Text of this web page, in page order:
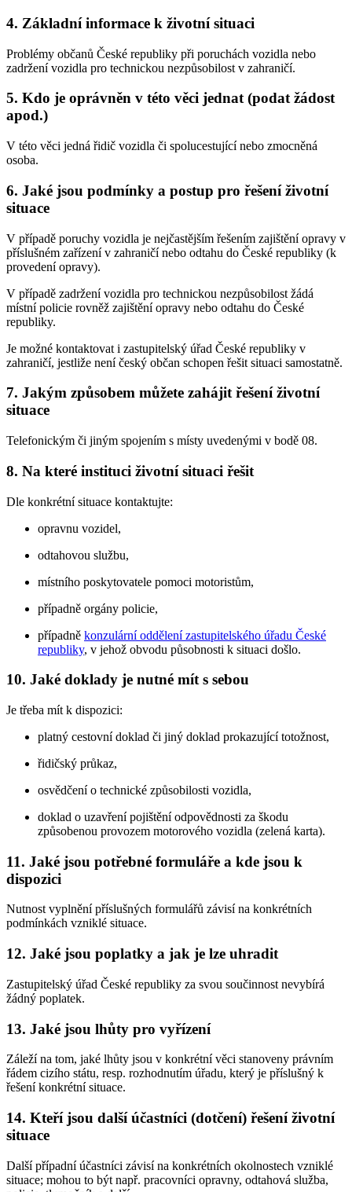
4. Základní informace k životní situaci
Problémy občanů České republiky při poruchách vozidla nebo
zadržení vozidla pro technickou nezpůsobilost v zahraničí.
5. Kdo je oprávněn v této věci jednat (podat žádost
apod.)
V této věci jedná řidič vozidla či spolucestující nebo zmocněná
osoba.
6. Jaké jsou podmínky a postup pro řešení životní
situace
V případě poruchy vozidla je nejčastějším řešením zajištění opravy v
příslušném zařízení v zahraničí nebo odtahu do České republiky (k
provedení opravy).
V případě zadržení vozidla pro technickou nezpůsobilost žádá
místní policie rovněž zajištění opravy nebo odtahu do České
republiky.
Je možné kontaktovat i zastupitelský úřad České republiky v
zahraničí, jestliže není český občan schopen řešit situaci samostatně.
7. Jakým způsobem můžete zahájit řešení životní
situace
Telefonickým či jiným spojením s místy uvedenými v bodě 08.
8. Na které instituci životní situaci řešit
Dle konkrétní situace kontaktujte:
opravnu vozidel,
odtahovou službu,
místního poskytovatele pomoci motoristům,
případně orgány policie,
případně konzulární oddělení zastupitelského úřadu České
republiky, v jehož obvodu působnosti k situaci došlo.
10. Jaké doklady je nutné mít s sebou
Je třeba mít k dispozici:
platný cestovní doklad či jiný doklad prokazující totožnost,
řidičský průkaz,
osvědčení o technické způsobilosti vozidla,
doklad o uzavření pojištění odpovědnosti za škodu
způsobenou provozem motorového vozidla (zelená karta).
11. Jaké jsou potřebné formuláře a kde jsou k
dispozici
Nutnost vyplnění příslušných formulářů závisí na konkrétních
podmínkách vzniklé situace.
12. Jaké jsou poplatky a jak je lze uhradit
Zastupitelský úřad České republiky za svou součinnost nevybírá
žádný poplatek.
13. Jaké jsou lhůty pro vyřízení
Záleží na tom, jaké lhůty jsou v konkrétní věci stanoveny právním
řádem cizího státu, resp. rozhodnutím úřadu, který je příslušný k
řešení konkrétní situace.
14. Kteří jsou další účastníci (dotčení) řešení životní
situace
Další případní účastníci závisí na konkrétních okolnostech vzniklé
situace; mohou to být např. pracovníci opravny, odtahová služba,